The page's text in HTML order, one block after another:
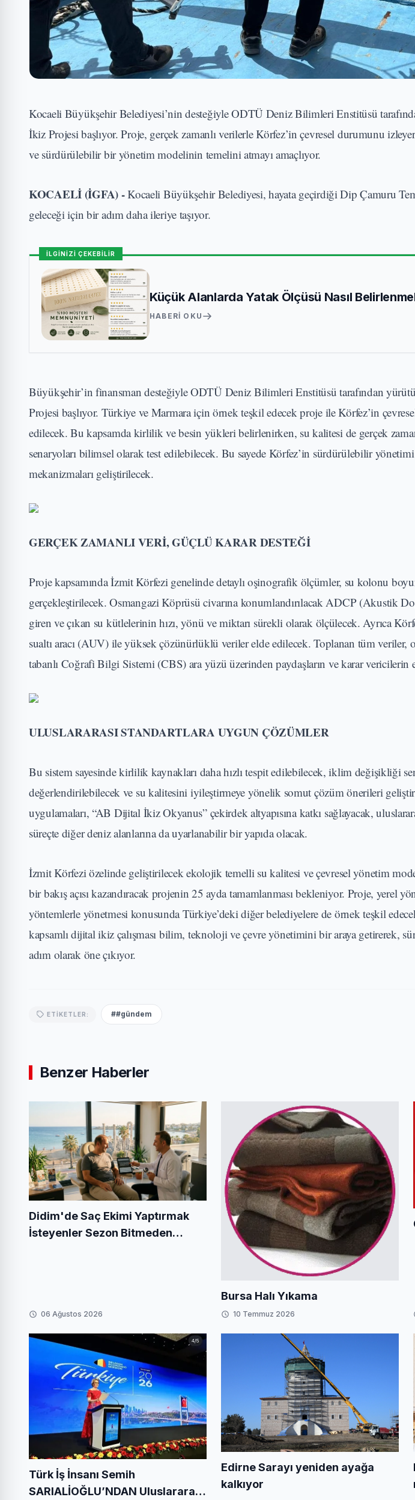
Kocaeli Büyükşehir Belediyesi’nin desteğiyle ODTÜ Deniz Bilimleri Enstitüsü
İkiz Projesi başlıyor. Proje, gerçek zamanlı verilerle Körfez’in çevresel durumunu
ve sürdürülebilir bir yönetim modelinin temelini atmayı amaçlıyor.
KOCAELİ (İGFA) -Kocaeli Büyükşehir Belediyesi, hayata geçirdiği Dip Çamuru
geleceği için bir adım daha ileriye taşıyor.
İLGİNİZİ ÇEKEBİLİR
Küçük Alanlarda Yatak Ölçüsü Nasıl
HABERI OKU
Büyükşehir’in finansman desteğiyle ODTÜ Deniz Bilimleri Enstitüsü tarafından
Projesi başlıyor. Türkiye ve Marmara için örnek teşkil edecek proje ile Körfez’in
edilecek. Bu kapsamda kirlilik ve besin yükleri belirlenirken, su kalitesi de gerçek
senaryoları bilimsel olarak test edilebilecek. Bu sayede Körfez’in sürdürülebilir
mekanizmaları geliştirilecek.
GERÇEK ZAMANLI VERİ, GÜÇLÜ KARAR DESTEĞİ
Proje kapsamında İzmit Körfezi genelinde detaylı oşinografik ölçümler, su kolonu
gerçekleştirilecek. Osmangazi Köprüsü civarına konumlandırılacak ADCP (Akustik
giren ve çıkan su kütlelerinin hızı, yönü ve miktarı sürekli olarak ölçülecek. Ayrıca
sualtı aracı (AUV) ile yüksek çözünürlüklü veriler elde edilecek. Toplanan tüm veriler,
tabanlı Coğrafi Bilgi Sistemi (CBS) ara yüzü üzerinden paydaşların ve karar vericilerin
ULUSLARARASI STANDARTLARA UYGUN ÇÖZÜMLER
Bu sistem sayesinde kirlilik kaynakları daha hızlı tespit edilebilecek, iklim değişikliği
değerlendirilebilecek ve su kalitesini iyileştirmeye yönelik somut çözüm önerileri
uygulamaları, “AB Dijital İkiz Okyanus” çekirdek altyapısına katkı sağlayacak,
süreçte diğer deniz alanlarına da uyarlanabilir bir yapıda olacak.
İzmit Körfezi özelinde geliştirilecek ekolojik temelli su kalitesi ve çevresel yönetim
bir bakış açısı kazandıracak projenin 25 ayda tamamlanması bekleniyor. Proje, yerel
yöntemlerle yönetmesi konusunda Türkiye’deki diğer belediyelere de örnek teşkil
kapsamlı dijital ikiz çalışması bilim, teknoloji ve çevre yönetimini bir araya getirerek,
adım olarak öne çıkıyor.
ETIKETLER: ##gündem
Benzer Haberler
Didim'de Saç Ekimi Yaptırmak
İsteyenler Sezon Bitmeden
06 Ağustos 2026
Bursa Halı Yıkama
10 Temmuz 2026
Türk İş İnsanı Semih
SARIALİOĞLU’NDAN Uluslararası
Edirne Sarayı yeniden ayağa
kalkıyor